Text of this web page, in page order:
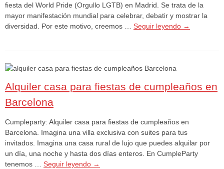
fiesta del World Pride (Orgullo LGTB) en Madrid. Se trata de la
mayor manifestación mundial para celebrar, debatir y mostrar la
diversidad. Por este motivo, creemos … Seguir leyendo →
Alquiler casa para fiestas de cumpleaños en
Barcelona
Cumpleparty: Alquiler casa para fiestas de cumpleaños en
Barcelona. Imagina una villa exclusiva con suites para tus
invitados. Imagina una casa rural de lujo que puedes alquilar por
un día, una noche y hasta dos días enteros. En CumpleParty
tenemos … Seguir leyendo →